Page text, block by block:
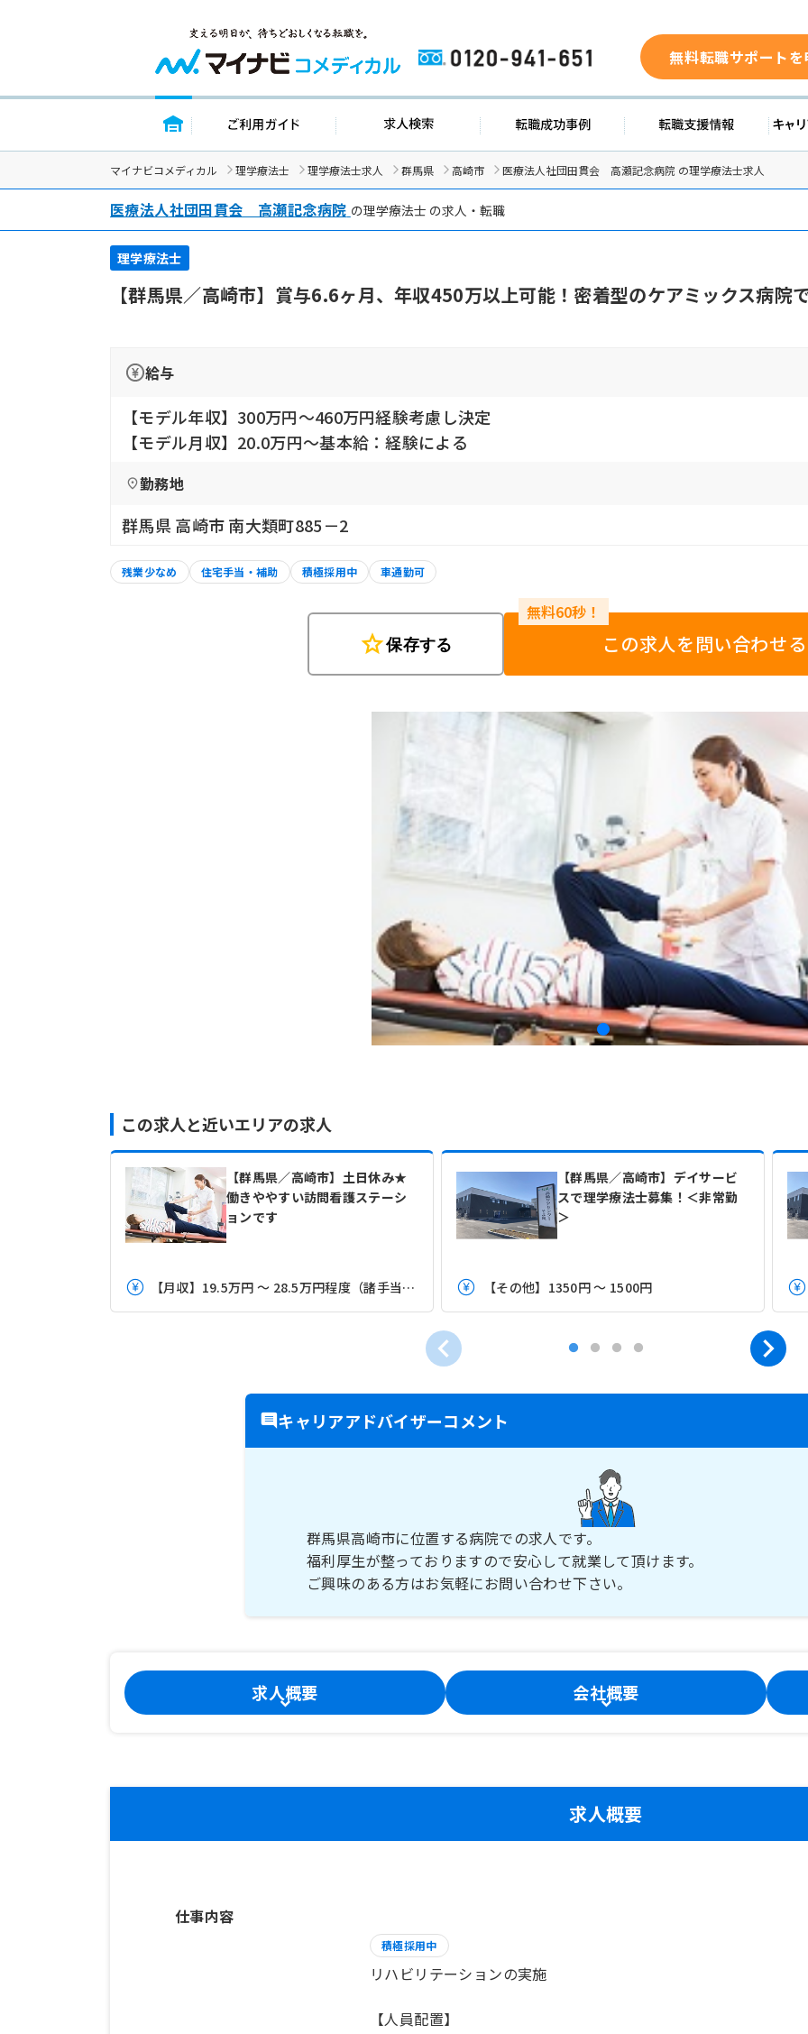
0120-941-651 無料転職サポート
トップページ ご利用ガイド 求人検索 転職成功事例 転職支援
マイナビコメディカル 理学療法士 理学療法士求人 群馬県 高崎市 医療法人社団田貫会 高瀬記念病院 の理学療法士求人
医療法人社団田貫会 高瀬記念病院 の理学療法士 の求人・転職
理学療法士
【群馬県／高崎市】賞与6.6ヶ月、年収450万以上可能！密着型のケアミックス病院
給与
【モデル年収】300万円〜460万円経験考慮し決定
【モデル月収】20.0万円〜基本給：経験による
勤務地
群馬県 高崎市 南大類町885－2
残業少なめ 住宅手当・補助 積極採用中 車通勤可
star保存する この求人を問い合わせる
この求人と近いエリアの求人
【群馬県／高崎市】土日休み★
働きややすい訪問看護ステーシ
ョンです
【月収】19.5万円 ～ 28.5万円程度（諸手当込み）
【群馬県／高崎市】デイサービ
スで理学療法士募集！＜非常勤
＞
【その他】1350円 ～ 1500円
キャリアアドバイザーコメント
群馬県高崎市に位置する病院での求人です。
福利厚生が整っておりますので安心して就業して頂けます。
ご興味のある方はお気軽にお問い合わせ下さい。
求人概要 会社概要
求人概要
仕事内容
積極採用中
リハビリテーションの実施
【人員配置】